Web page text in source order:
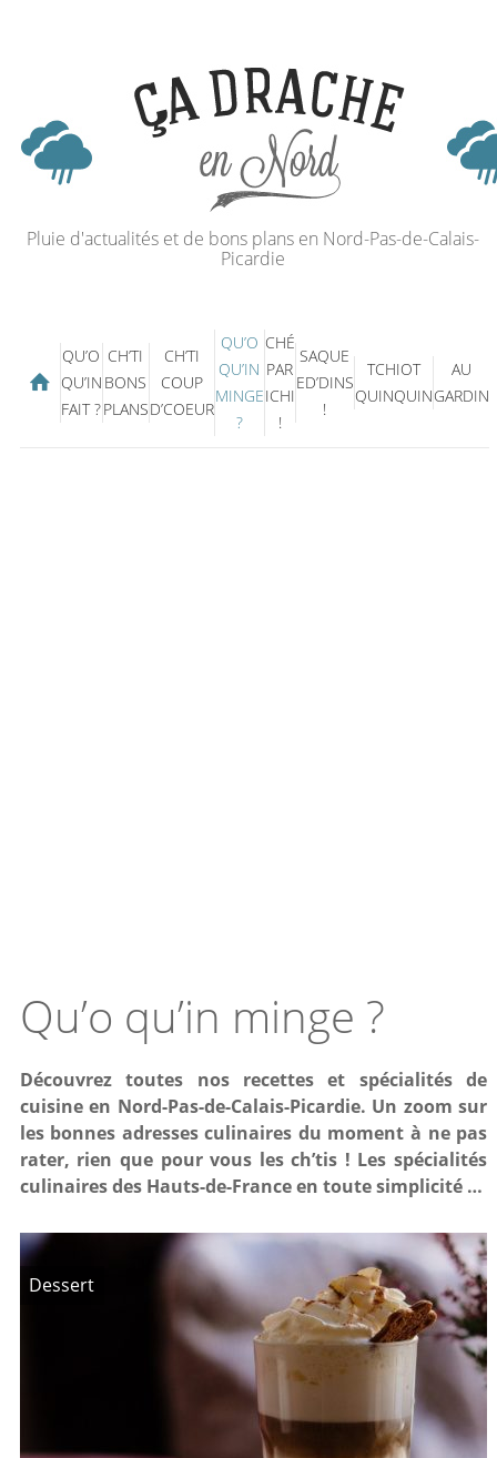
Pluie d'actualités et de bons plans en Nord-Pas-de-Calais-
Picardie
QU’O
QU’IN
FAIT ?
CH’TI
BONS
PLANS
CH’TI
COUP
D’COEUR
QU’O
QU’IN
MINGE
?
CHÉ
PAR
ICHI
!
SAQUE
ED’DINS
!
TCHIOT
QUINQUIN
AU
GARDIN
Qu’o qu’in minge ?
Découvrez toutes nos recettes et spécialités de
cuisine en Nord-Pas-de-Calais-Picardie. Un zoom sur
les bonnes adresses culinaires du moment à ne pas
rater, rien que pour vous les ch’tis ! Les spécialités
culinaires des Hauts-de-France en toute simplicité …
Dessert